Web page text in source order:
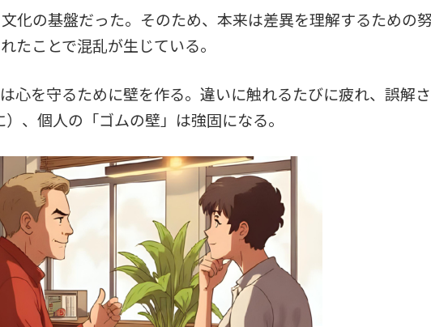
化の基盤だった。そのため、本来は差異を理解するための努
たことで混乱が生じている。
心を守るために壁を作る。違いに触れるたびに疲れ、誤解さ
、個人の「ゴムの壁」は強固になる。